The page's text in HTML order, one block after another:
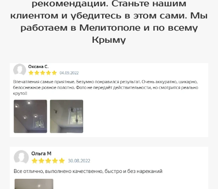
рекомендации. Станьте нашим
клиентом и убедитесь в этом сами. Мы
работаем в Мелитополе и по всему
Крыму